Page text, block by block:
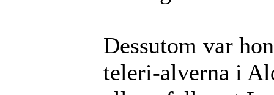
Dessutom var
teleri-alverna i